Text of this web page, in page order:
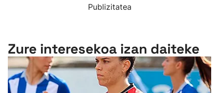
Publizitatea
Zure interesekoa izan daiteke